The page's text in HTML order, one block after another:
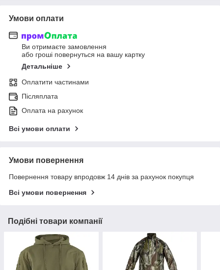
Умови оплати
Ви отримаєте замовлення
або гроші повернуться на вашу картку
Детальніше
Оплатити частинами
Післяплата
Оплата на рахунок
Всі умови оплати
Умови повернення
Повернення товару впродовж 14 днів за рахунок покупця
Всі умови повернення
Подібні товари компанії